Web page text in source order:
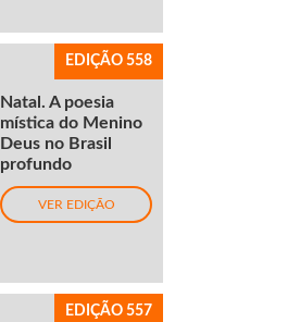
EDIÇÃO 558
Natal. A poesia
mística do Menino
Deus no Brasil
profundo
VER EDIÇÃO
EDIÇÃO 557